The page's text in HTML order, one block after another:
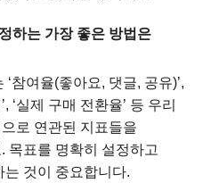
하는 가장 좋은 방법은
참여율(좋아요, 댓글, 공유)’,
‘실제 구매 전환율’ 등 우리
로 연관된 지표들을
목표를 명확히 설정하고
는 것이 중요합니다.